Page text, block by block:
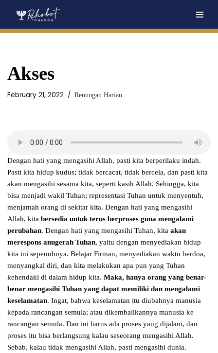
Akses
February 21, 2022 Renungan Harian
Dengan hati yang mengasihi Allah, pasti kita berperilaku indah.
Pasti kita hidup kudus; tidak bercacat, tidak bercela, dan pasti kita
akan mengasihi sesama kita, seperti kasih Allah. Sehingga, kita
bisa menjadi wakil Tuhan; representasi Tuhan untuk menyentuh,
menjamah orang di sekitar kita. Dengan hati yang mengasihi
Allah, kita bersedia untuk terus berproses guna mengalami
perubahan. Dengan hati yang mengasihi Tuhan, kita akan
merespons anugerah Tuhan, yaitu dengan menyediakan hidup
kita ini sepenuhnya. Belajar Firman, menyediakan waktu berdoa,
menyangkal diri, dan kita melakukan apa pun yang Tuhan
kehendaki di dalam hidup kita. Maka, hanya orang yang benar-
benar mengasihi Tuhan yang dapat memiliki dan mengalami
keselamatan. Ingat, bahwa keselamatan itu diubahnya manusia
kepada rancangan semula; atau dikembalikannya manusia ke
rancangan semula. Dan ini harus ada proses yang dijalani, dan
proses itu bisa berlangsung kalau seseorang mengasihi Allah.
Sebab, kalau tidak mengasihi Allah, pasti mengasihi dunia.